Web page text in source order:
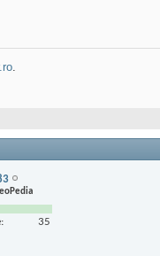
.
35